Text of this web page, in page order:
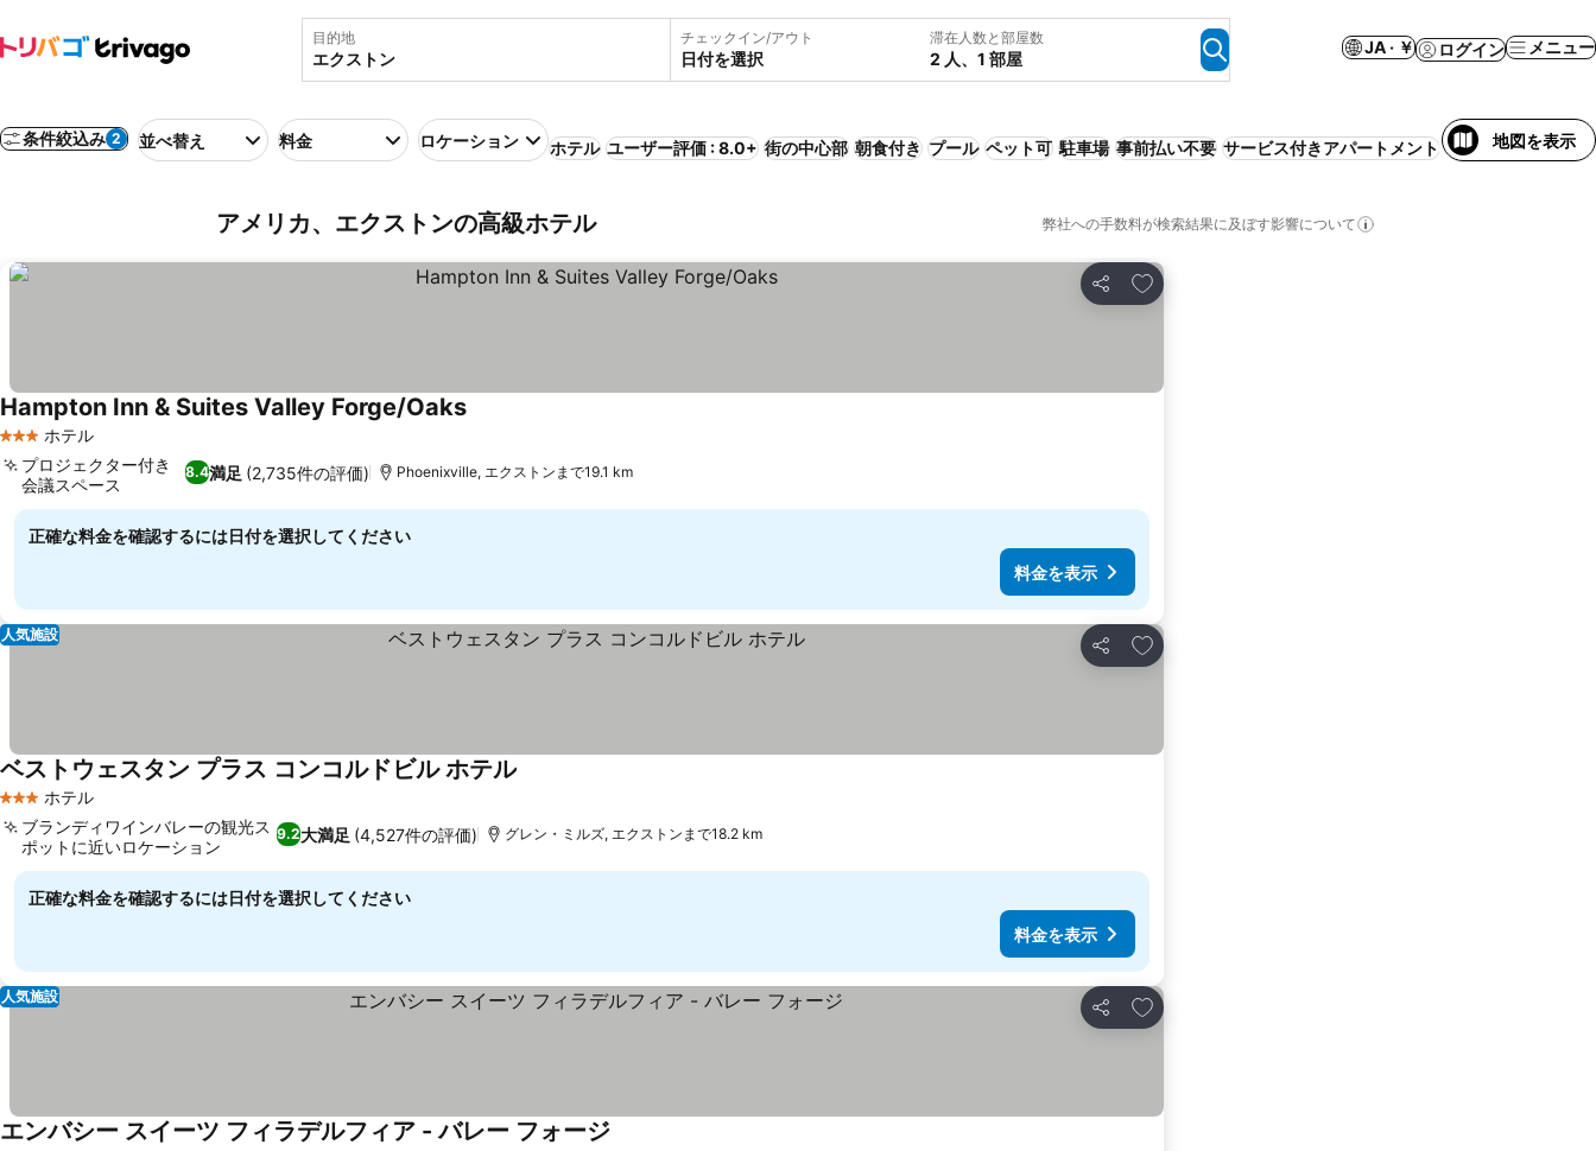
目的地 チェックイン/アウト
日付を選択
滞在人数と部屋数
2 人、1 部屋
JA · ￥ ログイン メニュー
条件絞込み 2 並べ替え 料金 ロケーション ホテル ユーザー評価 : 8.0+ 街の中心部 朝食付き プール ペット可 駐車場 事前払い不要 サービス付きアパートメント ラグジュアリー
地図を表示
アメリカ、エクストンの高級ホテル 弊社への手数料が検索結果に及ぼす影響について
シェア
お気に入りに追加
3 ホテルのランク
ホテル
Hampton Inn & Suites Valley Forge/Oaks料金を表示
8.4満足 (2,735件の評価)
プロジェクター付き
会議スペース
Phoenixville, エクストンまで19.1 km
正確な料金を確認するには日付を選択してください
料金を表示
シェア
お気に入りに追加
人気施設
3 ホテルのランク
ホテル
ベストウェスタン プラス コンコルドビル ホテル
9.2大満足 (4,527件の評価)
ブランディワインバレーの観光ス
ポットに近いロケーション
グレン・ミルズ, エクストンまで18.2 km
正確な料金を確認するには日付を選択してください
料金を表示
シェア
お気に入りに追加
人気施設
エンバシー スイーツ フィラデルフィア - バレー フォージ